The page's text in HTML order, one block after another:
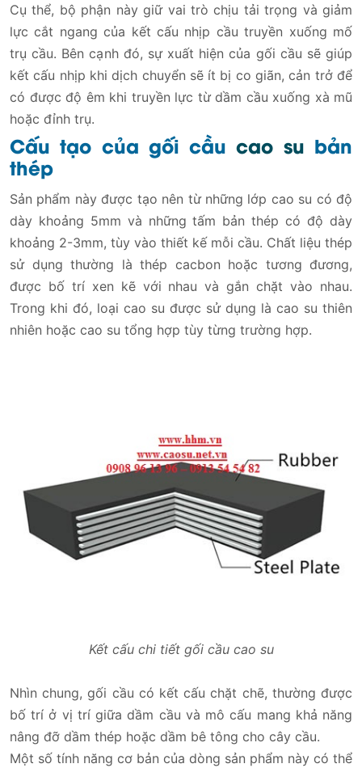
Cụ thể, bộ phận này giữ vai trò chịu tải trọng và giảm
lực cắt ngang của kết cấu nhịp cầu truyền xuống mố
trụ cầu. Bên cạnh đó, sự xuất hiện của gối cầu sẽ giúp
kết cấu nhịp khi dịch chuyển sẽ ít bị co giãn, cản trở để
có được độ êm khi truyền lực từ dầm cầu xuống xà mũ
hoặc đỉnh trụ.
Cấu tạo của gối cầucao su bản
thép
Sản phẩm này được tạo nên từ những lớp cao su có độ
dày khoảng 5mm và những tấm bản thép có độ dày
khoảng 2-3mm, tùy vào thiết kế mỗi cầu. Chất liệu thép
sử dụng thường là thép cacbon hoặc tương đương,
được bố trí xen kẽ với nhau và gắn chặt vào nhau.
Trong khi đó, loại cao su được sử dụng là cao su thiên
nhiên hoặc cao su tổng hợp tùy từng trường hợp.
Kết cấu chi tiết gối cầu cao su
Nhìn chung, gối cầu có kết cấu chặt chẽ, thường được
bố trí ở vị trí giữa dầm cầu và mô cấu mang khả năng
nâng đỡ dầm thép hoặc dầm bê tông cho cây cầu.
Một số tính năng cơ bản của dòng sản phẩm này có thể